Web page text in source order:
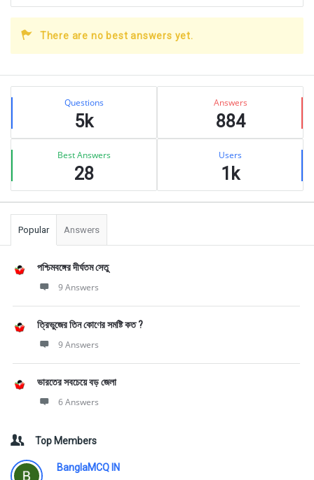
There are no best answers yet.
Sidebar
Stats Questions
5k
Answers
884
Best Answers
28
Users
1k
Popular Answers
পশ্চিমবঙ্গের দীর্ঘতম সেতু
9 Answers
ত্রিভুজের তিন কোণের সমষ্টি কত ?
9 Answers
ভারতের সবচেয়ে বড় জেলা
6 Answers
Top Members
BanglaMCQ IN